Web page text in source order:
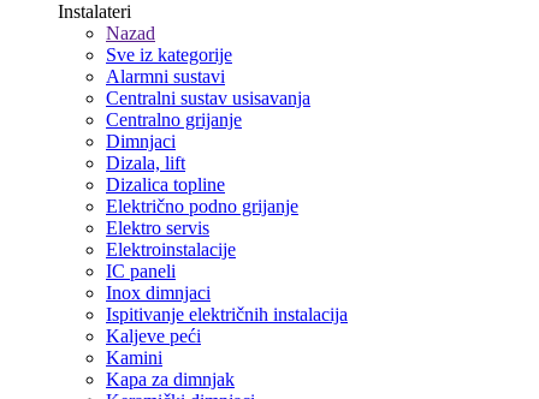
Instalateri
Nazad
Sve iz kategorije
Alarmni sustavi
Centralni sustav usisavanja
Centralno grijanje
Dimnjaci
Dizala, lift
Dizalica topline
Električno podno grijanje
Elektro servis
Elektroinstalacije
IC paneli
Inox dimnjaci
Ispitivanje električnih instalacija
Kaljeve peći
Kamini
Kapa za dimnjak